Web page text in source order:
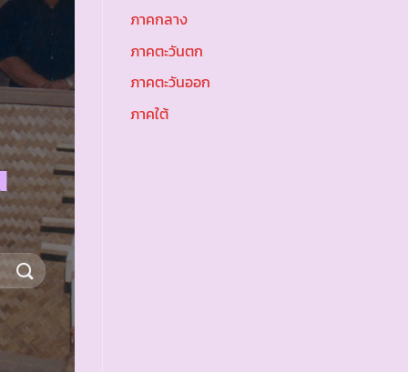
ภาคกลาง
ภาคตะวันตก
ภาคตะวันออก
ภาคใต้